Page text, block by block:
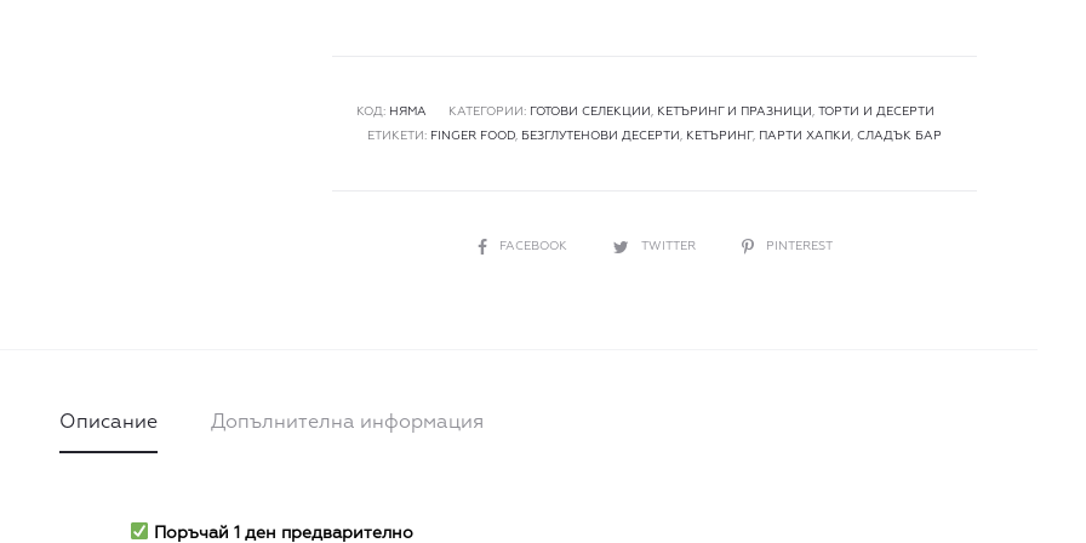
френски
макарон
КОД: НЯМА КАТЕГОРИИ: ГОТОВИ СЕЛЕКЦИИ , КЕТЪРИНГ И ПРАЗНИЦИ , ТОРТИ И ДЕСЕРТИ
ЕТИКЕТИ: FINGER FOOD, БЕЗГЛУТЕНОВИ ДЕСЕРТИ , КЕТЪРИНГ, ПАРТИ ХАПКИ , СЛАДЪК БАР
СПОДЕЛИ
FACEBOOK TWITTER PINTEREST
Описание Допълнителна информация
Поръчай 1 ден предварително